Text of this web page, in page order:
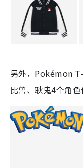
另外，Pokémon
比兽、耿鬼4个角